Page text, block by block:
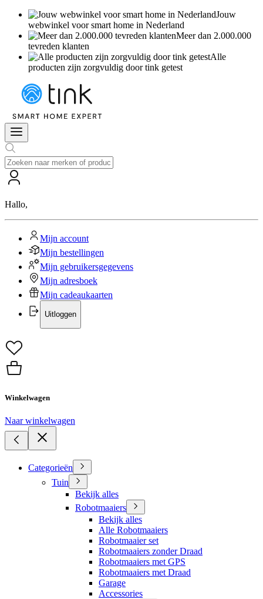
Jouw
webwinkel voor smart home in Nederland
Meer dan 2.000.000
tevreden klanten
Alle
producten zijn zorgvuldig door tink getest
Hallo,
Mijn account
Mijn bestellingen
Mijn gebruikersgegevens
Mijn adresboek
Mijn cadeaukaarten
Uitloggen
Winkelwagen
Naar winkelwagen
Categorieën
Tuin
Bekijk alles
Robotmaaiers
Bekijk alles
Alle Robotmaaiers
Robotmaaier set
Robotmaaiers zonder Draad
Robotmaaiers met GPS
Robotmaaiers met Draad
Garage
Accessories